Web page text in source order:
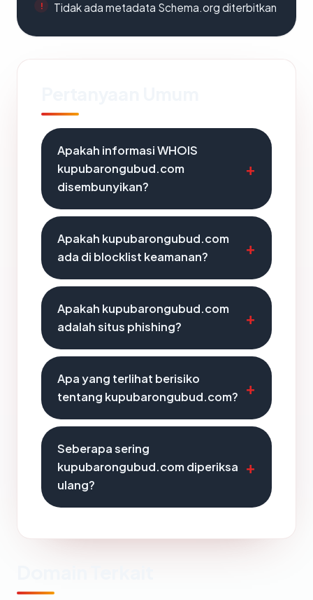
Tidak ada metadata Schema.org diterbitkan
Apakah informasi WHOIS
kupubarongubud.com
disembunyikan?
Apakah kupubarongubud.com
ada di blocklist keamanan?
Apakah kupubarongubud.com
adalah situs phishing?
Apa yang terlihat berisiko
tentang kupubarongubud.com?
Seberapa sering
kupubarongubud.com diperiksa
ulang?